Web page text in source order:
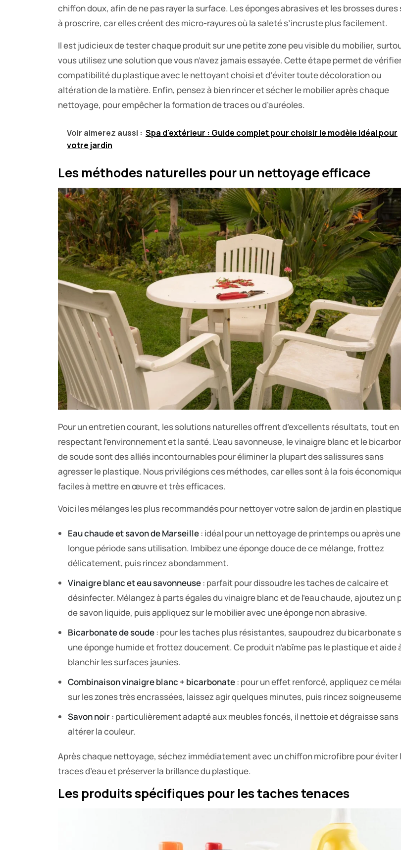
chiffon doux, afin de ne pas rayer la surface. Les éponges abrasives et les brosses dures
à proscrire, car elles créent des micro-rayures où la saleté s’incruste plus facilement.
Il est judicieux de tester chaque produit sur une petite zone peu visible du mobilier,
vous utilisez une solution que vous n’avez jamais essayée. Cette étape permet de
compatibilité du plastique avec le nettoyant choisi et d’éviter toute décoloration ou
altération de la matière. Enfin, pensez à bien rincer et sécher le mobilier après chaque
nettoyage, pour empêcher la formation de traces ou d’auréoles.
Voir aimerez aussi : Spa d'extérieur : Guide complet pour choisir le modèle idéal pour
votre jardin
Les méthodes naturelles pour un nettoyage efficace
Pour un entretien courant, les solutions naturelles offrent d’excellents résultats, tout en
respectant l’environnement et la santé. L’eau savonneuse, le vinaigre blanc et le
de soude sont des alliés incontournables pour éliminer la plupart des salissures sans
agresser le plastique. Nous privilégions ces méthodes, car elles sont à la fois
faciles à mettre en œuvre et très efficaces.
Voici les mélanges les plus recommandés pour nettoyer votre salon de jardin en
Eau chaude et savon de Marseille : idéal pour un nettoyage de printemps ou après une
longue période sans utilisation. Imbibez une éponge douce de ce mélange, frottez
délicatement, puis rincez abondamment.
Vinaigre blanc et eau savonneuse : parfait pour dissoudre les taches de calcaire et
désinfecter. Mélangez à parts égales du vinaigre blanc et de l’eau chaude, ajoutez un
de savon liquide, puis appliquez sur le mobilier avec une éponge non abrasive.
Bicarbonate de soude : pour les taches plus résistantes, saupoudrez du bicarbonate
une éponge humide et frottez doucement. Ce produit n’abîme pas le plastique et aide
blanchir les surfaces jaunies.
Combinaison vinaigre blanc + bicarbonate : pour un effet renforcé, appliquez ce
sur les zones très encrassées, laissez agir quelques minutes, puis rincez
Savon noir : particulièrement adapté aux meubles foncés, il nettoie et dégraisse sans
altérer la couleur.
Après chaque nettoyage, séchez immédiatement avec un chiffon microfibre pour éviter
traces d’eau et préserver la brillance du plastique.
Les produits spécifiques pour les taches tenaces